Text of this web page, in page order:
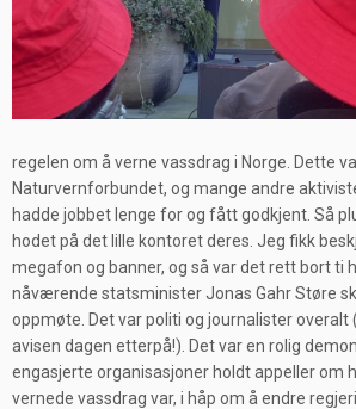
regelen om å verne vassdrag i Norge. Dette
Naturvernforbundet, og mange andre
hadde jobbet lenge for og fått godkjent. Så
hodet på det lille kontoret deres. Jeg fikk
megafon og banner, og så var det rett bort ti
nåværende statsminister Jonas Gahr Støre
oppmøte. Det var politi og journalister overalt
avisen dagen etterpå!). Det var en rolig
engasjerte organisasjoner holdt appeller om
vernede vassdrag var, i håp om å endre